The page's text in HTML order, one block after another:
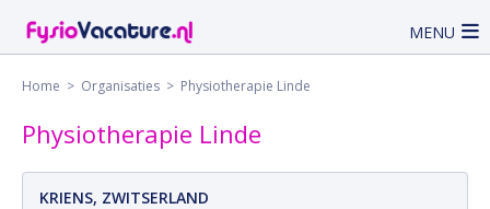
MENU
Home > Organisaties > Physiotherapie Linde
Physiotherapie Linde
KRIENS, ZWITSERLAND